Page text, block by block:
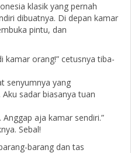
klasik yang pernah
dibuatnya. Di depan kamar
pintu, dan
kamar orang!” cetusnya tiba-
senyumnya yang
sadar biasanya tuan
aja kamar sendiri.”
Sebal!
barang dan tas